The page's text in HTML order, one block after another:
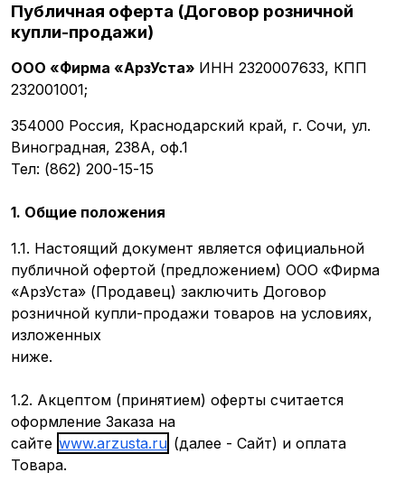
Публичная оферта (Договор розничной
купли-продажи)
ООО «Фирма «АрзУста» ИНН 2320007633, КПП
232001001;
354000 Россия, Краснодарский край, г. Сочи, ул.
Виноградная, 238А, оф.1
Тел: (862) 200-15-15
1. Общие положения
1.1. Настоящий документ является официальной
публичной офертой (предложением) ООО «Фирма
«АрзУста» (Продавец) заключить Договор
розничной купли-продажи товаров на условиях,
изложенных
ниже.
1.2. Акцептом (принятием) оферты считается
оформление Заказа на
сайте www.arzusta.ru (далее - Сайт) и оплата
Товара.